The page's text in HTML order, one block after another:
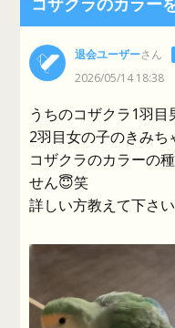
退会ユーザーさん
2026/05/14 18:38
うちのコザクラ1羽
2羽目女の子のきみち
コザクラのカラーの
せん😇笑
詳しい方教えて下さ